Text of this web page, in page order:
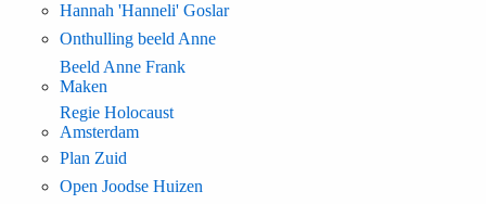
Hannah 'Hanneli' Goslar
Onthulling beeld Anne
Beeld Anne Frank
Maken
Regie Holocaust
Amsterdam
Plan Zuid
Open Joodse Huizen